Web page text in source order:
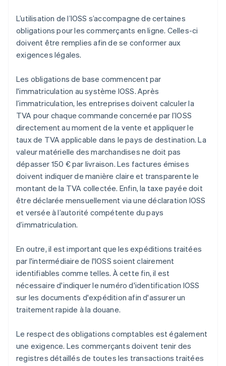
L’utilisation de l’IOSS s’accompagne de certaines
obligations pour les commerçants en ligne. Celles-ci
doivent être remplies afin de se conformer aux
exigences légales.
Les obligations de base commencent par
l'immatriculation au système IOSS. Après
l’immatriculation, les entreprises doivent calculer la
TVA pour chaque commande concernée par l’IOSS
directement au moment de la vente et appliquer le
taux de TVA applicable dans le pays de destination. La
valeur matérielle des marchandises ne doit pas
dépasser 150 € par livraison. Les factures émises
doivent indiquer de manière claire et transparente le
montant de la TVA collectée. Enfin, la taxe payée doit
être déclarée mensuellement via une déclaration IOSS
et versée à l’autorité compétente du pays
d’immatriculation.
En outre, il est important que les expéditions traitées
par l'intermédiaire de l'IOSS soient clairement
identifiables comme telles. À cette fin, il est
nécessaire d'indiquer le numéro d'identification IOSS
sur les documents d'expédition afin d'assurer un
traitement rapide à la douane.
Le respect des obligations comptables est également
une exigence. Les commerçants doivent tenir des
registres détaillés de toutes les transactions traitées